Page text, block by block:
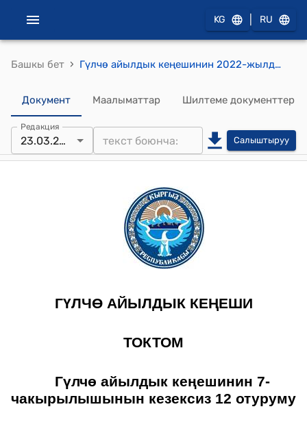
KG RU
Башкы бет › Гүлчө айылдык кеңешинин 2022-жылдын 23-мартындагы № 12/3 "Гүлчө айыл өкмөтунө караштуу М.Адышев атындагы мектеп -гимназиясынын директору А.К.Бөкөбаевдин 2022-жылдын 10-мартындагы №9 каты аркылуу кайрылган билдирүүсүндө мектеп-гимназиянын участогунда окуучулардын коопсуздугуна,мектептин имаратынын пайдубалына коркунуч туудурган мектеп ажатканасынын жанында 2(эки)түп кара жыгач, мектеп подстанциясынын жана электр линиясынын катарында бир түп терек , мектеп имаратына өтө жакын эгилип калган бир түп карагайларды кыйдыруу жөнундө" токтому
Документ Маалыматтар Шилтеме документтер
Редакция
23.03.2022 Салыштыруу